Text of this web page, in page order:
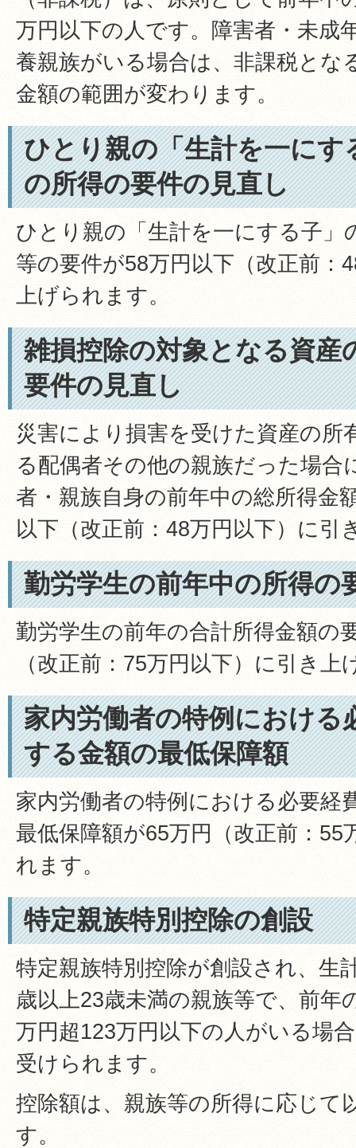
万円以下の人です。障害者・未成
養親族がいる場合は、非課税とな
金額の範囲が変わります。
ひとり親の「生計を一にす
の所得の要件の見直し
ひとり親の「生計を一にする子」
等の要件が58万円以下（改正前：
上げられます。
雑損控除の対象となる資産
要件の見直し
災害により損害を受けた資産の所
る配偶者その他の親族だった場合
者・親族自身の前年中の総所得金
以下（改正前：48万円以下）に引
勤労学生の前年中の所得の
勤労学生の前年の合計所得金額の
（改正前：75万円以下）に引き上
家内労働者の特例における
する金額の最低保障額
家内労働者の特例における必要経
最低保障額が65万円（改正前：55
れます。
特定親族特別控除の創設
特定親族特別控除が創設され、生
歳以上23歳未満の親族等で、前年
万円超123万円以下の人がいる場
受けられます。
控除額は、親族等の所得に応じて
す。